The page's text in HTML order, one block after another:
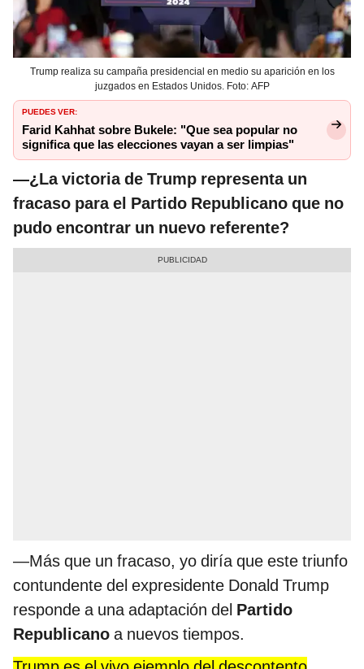
Trump realiza su campaña presidencial en medio su aparición en los
juzgados en Estados Unidos. Foto: AFP
PUEDES VER:
Farid Kahhat sobre Bukele: "Que sea popular no
significa que las elecciones vayan a ser limpias"
—¿La victoria de Trump representa un
fracaso para el Partido Republicano que no
pudo encontrar un nuevo referente?
—Más que un fracaso, yo diría que este triunfo
contundente del expresidente Donald Trump
responde a una adaptación del Partido
Republicano a nuevos tiempos.